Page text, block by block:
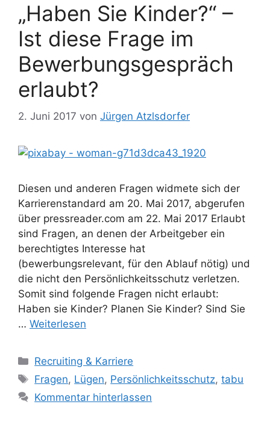
„Haben Sie Kinder?“ –
Ist diese Frage im
Bewerbungsgespräch
erlaubt?
2. Juni 2017 von Jürgen Atzlsdorfer
Diesen und anderen Fragen widmete sich der
Karrierenstandard am 20. Mai 2017, abgerufen
über pressreader.com am 22. Mai 2017 Erlaubt
sind Fragen, an denen der Arbeitgeber ein
berechtigtes Interesse hat
(bewerbungsrelevant, für den Ablauf nötig) und
die nicht den Persönlichkeitsschutz verletzen.
Somit sind folgende Fragen nicht erlaubt:
Haben sie Kinder? Planen Sie Kinder? Sind Sie
… Weiterlesen
Kategorien
Recruiting & Karriere
Schlagwörter
Fragen, Lügen, Persönlichkeitsschutz,tabu
Kommentar hinterlassen